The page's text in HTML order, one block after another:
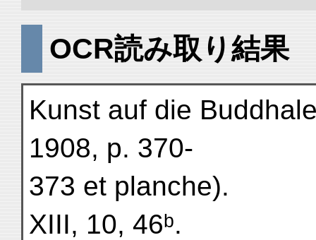
OCR読み取り結果
Kunst auf die
1908, p. 370-
373 et planche).
XIII, 10, 46ᵇ.